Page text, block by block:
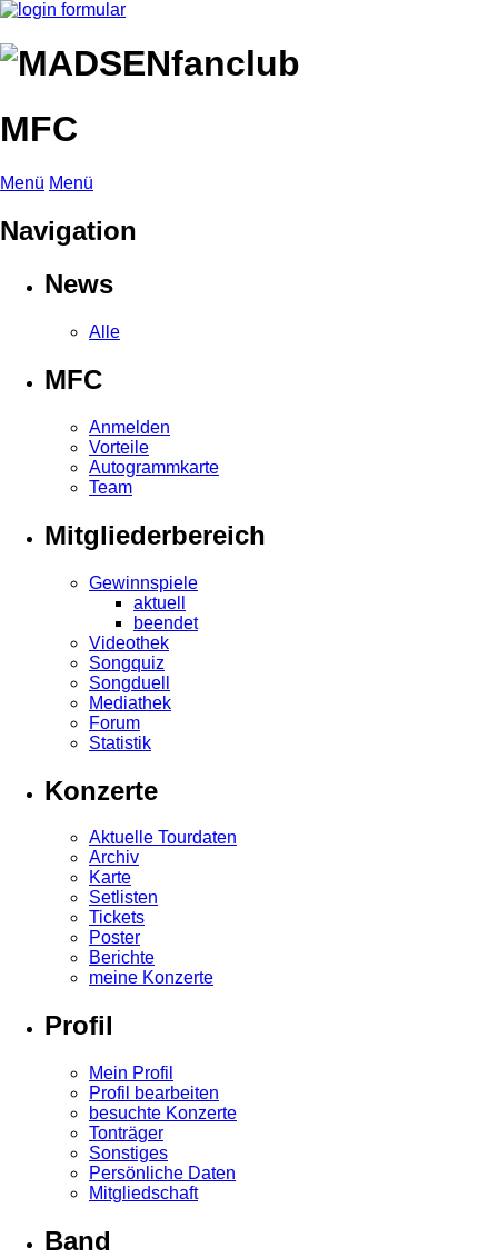
MFC
Menü Menü
Navigation
News
Alle
MFC
Anmelden
Vorteile
Autogrammkarte
Team
Mitgliederbereich
Gewinnspiele
aktuell
beendet
Videothek
Songquiz
Songduell
Mediathek
Forum
Statistik
Konzerte
Aktuelle Tourdaten
Archiv
Karte
Setlisten
Tickets
Poster
Berichte
meine Konzerte
Profil
Mein Profil
Profil bearbeiten
besuchte Konzerte
Tonträger
Sonstiges
Persönliche Daten
Mitgliedschaft
Band